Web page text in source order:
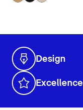
Design
Excellence